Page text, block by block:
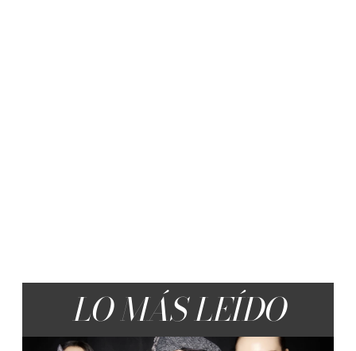
LO MÁS LEÍDO